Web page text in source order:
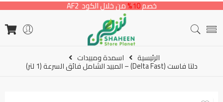
خصم10% من خلال الكود AF2
الرئيسية اسمدة ومبيدات
دلتا فاست (Delta Fast) – المبيد الشامل فائق السرعة (1 لتر)